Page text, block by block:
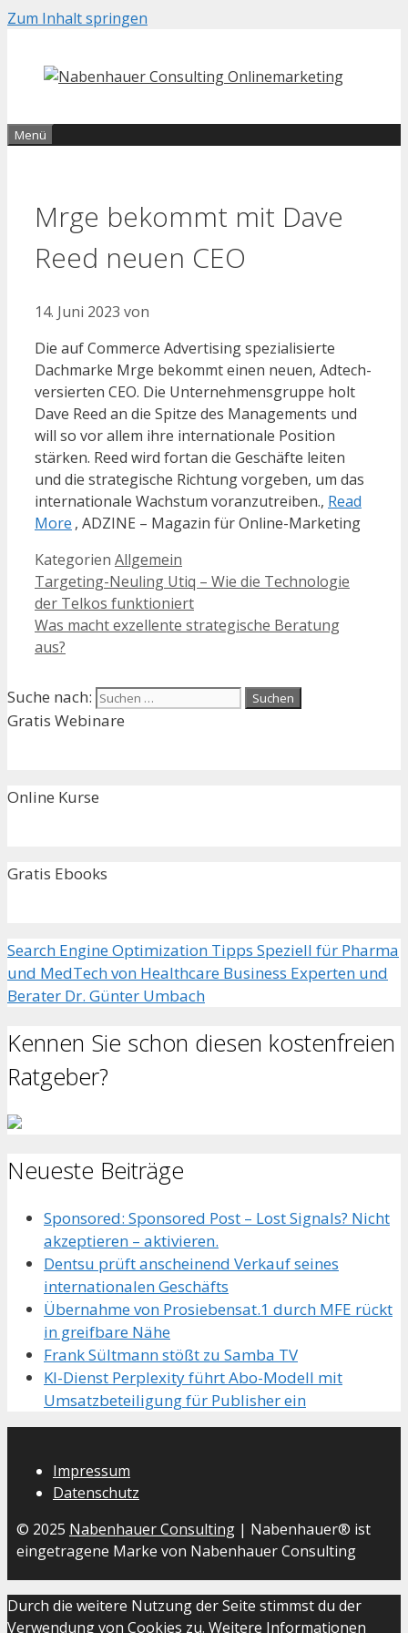
Zum Inhalt springen
Menü
Mrge bekommt mit Dave
Reed neuen CEO
14. Juni 2023 von
Die auf Commerce Advertising spezialisierte
Dachmarke Mrge bekommt einen neuen, Adtech-
versierten CEO. Die Unternehmensgruppe holt
Dave Reed an die Spitze des Managements und
will so vor allem ihre internationale Position
stärken. Reed wird fortan die Geschäfte leiten
und die strategische Richtung vorgeben, um das
internationale Wachstum voranzutreiben., Read
More , ADZINE – Magazin für Online-Marketing
Kategorien Allgemein
Targeting-Neuling Utiq – Wie die Technologie
der Telkos funktioniert
Was macht exzellente strategische Beratung
aus?
Suche nach:
Gratis Webinare
Online Kurse
Gratis Ebooks
Search Engine Optimization Tipps Speziell für Pharma
und MedTech von Healthcare Business Experten und
Berater Dr. Günter Umbach
Kennen Sie schon diesen kostenfreien
Ratgeber?
Neueste Beiträge
Sponsored: Sponsored Post – Lost Signals? Nicht
akzeptieren – aktivieren.
Dentsu prüft anscheinend Verkauf seines
internationalen Geschäfts
Übernahme von Prosiebensat.1 durch MFE rückt
in greifbare Nähe
Frank Sültmann stößt zu Samba TV
KI-Dienst Perplexity führt Abo-Modell mit
Umsatzbeteiligung für Publisher ein
Impressum
Datenschutz
© 2025 Nabenhauer Consulting | Nabenhauer® ist
eingetragene Marke von Nabenhauer Consulting
Durch die weitere Nutzung der Seite stimmst du der
Verwendung von Cookies zu. Weitere Informationen